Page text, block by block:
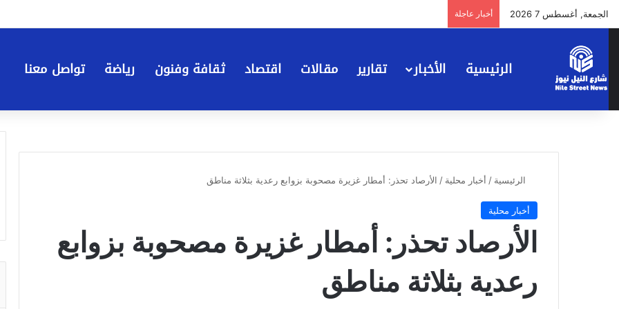
الجمعة, أغسطس 7 2026 أخبار عاجلة
الرئيسية الأخبار تقارير مقالات اقتصاد ثقافة وفنون رياضة تواصل معنا
الرئيسية / أخبار محلية / الأرصاد تحذر: أمطار غزيرة مصحوبة بزوابع رعدية بثلاثة مناطق
أخبار محلية
الأرصاد تحذر: أمطار غزيرة مصحوبة بزوابع
رعدية بثلاثة مناطق